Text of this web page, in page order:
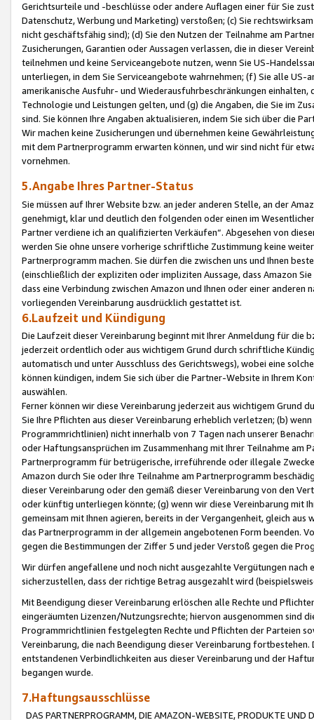
Gerichtsurteile und -beschlüsse oder andere Auflagen einer für Sie
Datenschutz, Werbung und Marketing) verstoßen; (c) Sie
nicht geschäftsfähig sind); (d) Sie den Nutzen der Teilnahme am
Zusicherungen, Garantien oder Aussagen verlassen, die in dieser
teilnehmen und keine Serviceangebote nutzen, wenn Sie US-
unterliegen, in dem Sie Serviceangebote wahrnehmen; (f) Sie alle
amerikanische Ausfuhr- und Wiederausfuhrbeschränkungen
Technologie und Leistungen gelten, und (g) die Angaben, die Sie im
sind. Sie können Ihre Angaben aktualisieren, indem Sie sich über die
Wir machen keine Zusicherungen und übernehmen keine
mit dem Partnerprogramm erwarten können, und wir sind nicht für
vornehmen.
5.Angabe Ihres Partner-Status
Sie müssen auf Ihrer Website bzw. an jeder anderen Stelle, an der
genehmigt, klar und deutlich den folgenden oder einen im
Partner verdiene ich an qualifizierten Verkäufen“. Abgesehen von
werden Sie ohne unsere vorherige schriftliche Zustimmung keine
Partnerprogramm machen. Sie dürfen die zwischen uns und Ihnen
(einschließlich der expliziten oder impliziten Aussage, dass Amazon
dass eine Verbindung zwischen Amazon und Ihnen oder einer
vorliegenden Vereinbarung ausdrücklich gestattet ist.
6.Laufzeit und Kündigung
Die Laufzeit dieser Vereinbarung beginnt mit Ihrer Anmeldung für die
jederzeit ordentlich oder aus wichtigem Grund durch schriftliche
automatisch und unter Ausschluss des Gerichtswegs), wobei eine
können kündigen, indem Sie sich über die Partner-Website in Ihrem
auswählen.
Ferner können wir diese Vereinbarung jederzeit aus wichtigem Grund
Sie Ihre Pflichten aus dieser Vereinbarung erheblich verletzen; (b)
Programmrichtlinien) nicht innerhalb von 7 Tagen nach unserer
oder Haftungsansprüchen im Zusammenhang mit Ihrer Teilnahme am
Partnerprogramm für betrügerische, irreführende oder illegale
Amazon durch Sie oder Ihre Teilnahme am Partnerprogramm
dieser Vereinbarung oder den gemäß dieser Vereinbarung von den
oder künftig unterliegen könnte; (g) wenn wir diese Vereinbarung mit
gemeinsam mit Ihnen agieren, bereits in der Vergangenheit, gleich
das Partnerprogramm in der allgemein angebotenen Form beenden.
gegen die Bestimmungen der Ziffer 5 und jeder Verstoß gegen die
Wir dürfen angefallene und noch nicht ausgezahlte Vergütungen
sicherzustellen, dass der richtige Betrag ausgezahlt wird
Mit Beendigung dieser Vereinbarung erlöschen alle Rechte und
eingeräumten Lizenzen/Nutzungsrechte; hiervon ausgenommen sind
Programmrichtlinien festgelegten Rechte und Pflichten der Parteien
Vereinbarung, die nach Beendigung dieser Vereinbarung
entstandenen Verbindlichkeiten aus dieser Vereinbarung und der
begangen wurde.
7.Haftungsausschlüsse
DAS PARTNERPROGRAMM, DIE AMAZON-WEBSITE, PRODUKTE UND